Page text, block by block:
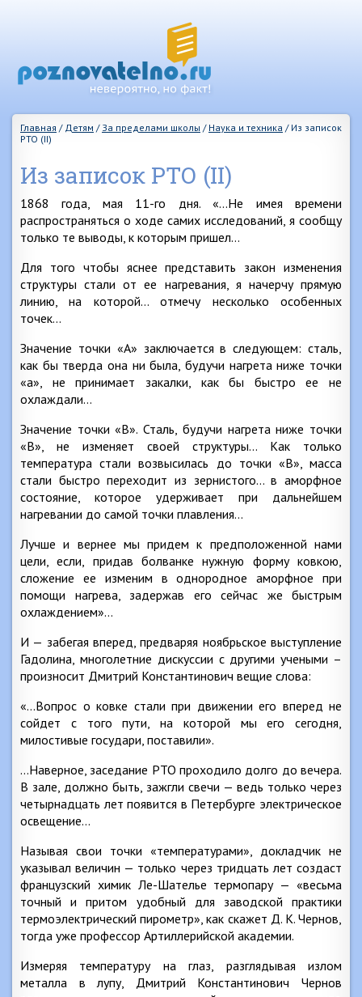
Главная / Детям / За пределами школы / Наука и техника / Из записок
РТО (II)
Из записок РТО (II)
1868 года, мая 11-го дня. «…Не имея времени
распространяться о ходе самих исследований, я сообщу
только те выводы, к которым пришел…
Для того чтобы яснее представить закон изменения
структуры стали от ее нагревания, я начерчу прямую
линию, на которой… отмечу несколько особенных
точек…
Значение точки «А» заключается в следующем: сталь,
как бы тверда она ни была, будучи нагрета ниже точки
«а», не принимает закалки, как бы быстро ее не
охлаждали…
Значение точки «В». Сталь, будучи нагрета ниже точки
«В», не изменяет своей структуры… Как только
температура стали возвысилась до точки «В», масса
стали быстро переходит из зернистого… в аморфное
состояние, которое удерживает при дальнейшем
нагревании до самой точки плавления…
Лучше и вернее мы придем к предположенной нами
цели, если, придав болванке нужную форму ковкою,
сложение ее изменим в однородное аморфное при
помощи нагрева, задержав его сейчас же быстрым
охлаждением»…
И — забегая вперед, предваряя ноябрьское выступление
Гадолина, многолетние дискуссии с другими учеными –
произносит Дмитрий Константинович вещие слова:
«…Вопрос о ковке стали при движении его вперед не
сойдет с того пути, на которой мы его сегодня,
милостивые государи, поставили».
…Наверное, заседание РТО проходило долго до вечера.
В зале, должно быть, зажгли свечи — ведь только через
четырнадцать лет появится в Петербурге электрическое
освещение…
Называя свои точки «температурами», докладчик не
указывал величин — только через тридцать лет создаст
французский химик Ле-Шателье термопару — «весьма
точный и притом удобный для заводской практики
термоэлектрический пирометр», как скажет Д. К. Чернов,
тогда уже профессор Артиллерийской академии.
Измеряя температуру на глаз, разглядывая излом
металла в лупу, Дмитрий Константинович Чернов